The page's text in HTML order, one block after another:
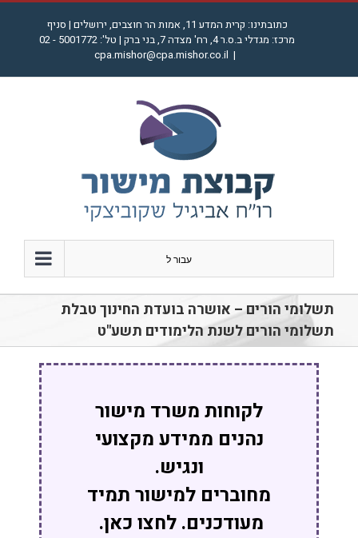
דלג
כתובתינו: קרית המדע 11, אמות הר חוצבים, ירושלים | סניף
מרכז: מגדלי ב.ס.ר 4, רח' מצדה 7, בני ברק | טל': 5001772 - 02
|
cpa.mishor@cpa.mishor.co.il
עבור ל
תשלומי הורים – אושרה בועדת החינוך טבלת
תשלומי הורים לשנת הלימודים תשע"ט
לקוחות משרד מישור
נהנים ממידע מקצועי
ונגיש.
מחוברים למישור תמיד
מעודכנים. לחצו כאן.